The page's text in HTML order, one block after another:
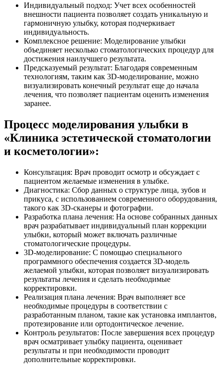
Индивидуальный подход: Учет всех особенностей
внешности пациента позволяет создать уникальную и
гармоничную улыбку, которая подчеркивает
индивидуальность.
Комплексное решение: Моделирование улыбки
объединяет несколько стоматологических процедур для
достижения наилучшего результата.
Предсказуемый результат: Благодаря современным
технологиям, таким как 3D-моделирование, можно
визуализировать конечный результат еще до начала
лечения, что позволяет пациентам оценить изменения
заранее.
Процесс моделирования улыбки в
«Клиника эстетической стоматологии
и косметологии»:
Консультация: Врач проводит осмотр и обсуждает с
пациентом желаемые изменения в улыбке.
Диагностика: Сбор данных о структуре лица, зубов и
прикуса, с использованием современного оборудования,
такого как 3D-сканеры и фотографии.
Разработка плана лечения: На основе собранных данных
врач разрабатывает индивидуальный план коррекции
улыбки, который может включать различные
стоматологические процедуры.
3D-моделирование: С помощью специального
программного обеспечения создается 3D-модель
желаемой улыбки, которая позволяет визуализировать
результаты лечения и сделать необходимые
корректировки.
Реализация плана лечения: Врач выполняет все
необходимые процедуры в соответствии с
разработанным планом, такие как установка имплантов,
протезирование или ортодонтическое лечение.
Контроль результатов: После завершения всех процедур
врач осматривает улыбку пациента, оценивает
результаты и при необходимости проводит
дополнительные корректировки.